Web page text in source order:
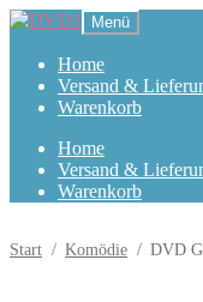
Zur
Navigation
springen
Zum
springen
Menü
Home
Versand &
Warenkorb
Home
Versand &
Warenkorb
Start / Komödie / DVD